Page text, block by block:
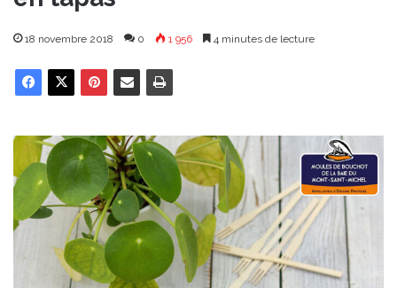
18 novembre 2018 0 1 956 4 minutes de lecture